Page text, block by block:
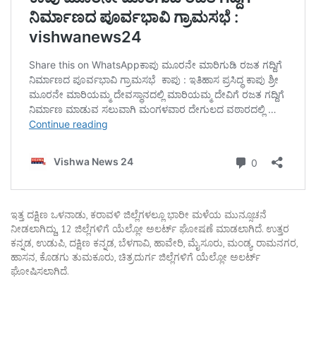
ಇತ್ತ ದಕ್ಷಿಣ ಒಳನಾಡು, ಕರಾವಳಿ ಜಿಲ್ಲೆಗಳಲ್ಲೂ ಭಾರೀ ಮಳೆಯ ಮುನ್ಸೂಚನೆ
ನೀಡಲಾಗಿದ್ದು, 12 ಜಿಲ್ಲೆಗಳಿಗೆ ಯೆಲ್ಲೋ ಅಲರ್ಟ್ ಘೋಷಣೆ ಮಾಡಲಾಗಿದೆ. ಉತ್ತರ
ಕನ್ನಡ, ಉಡುಪಿ, ದಕ್ಷಿಣ ಕನ್ನಡ, ಬೆಳಗಾವಿ, ಹಾವೇರಿ, ಮೈಸೂರು, ಮಂಡ್ಯ, ರಾಮನಗರ,
ಹಾಸನ, ಕೊಡಗು ತುಮಕೂರು, ಚಿತ್ರದುರ್ಗ ಜಿಲ್ಲೆಗಳಿಗೆ ಯೆಲ್ಲೋ ಅಲರ್ಟ್
ಘೋಷಿಸಲಾಗಿದೆ.